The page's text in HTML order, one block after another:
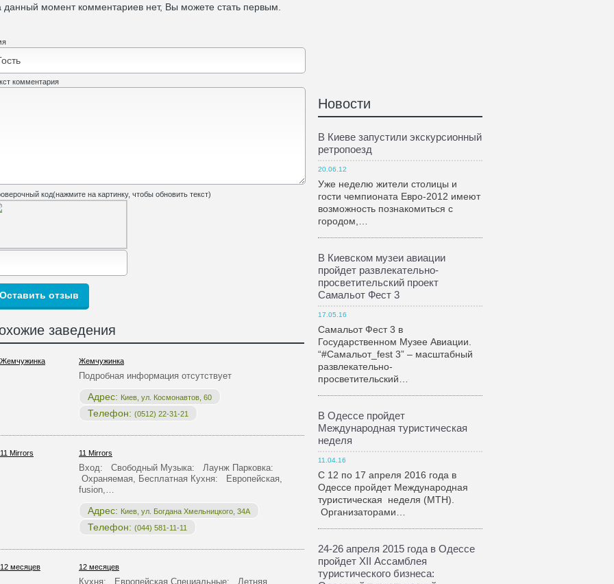
данный момент комментариев нет, Вы можете стать первым.
комментария
код(нажмите на картинку, чтобы обновить текст)
заведения
Жемчужинка
Подробная информация отсутствует
Адрес: Киев, ул. Космонавтов, 60
Телефон: (0512) 22-31-21
11 Mirrors
Вход: Свободный Музыка: Лаунж Парковка:
Охраняемая, Бесплатная Кухня: Европейская,
fusion,…
Адрес: Киев, ул. Богдана Хмельницкого, 34А
Телефон: (044) 581-11-11
12 месяцев
Кухня: Европейская Специальные: Летняя
Новости
В Киеве запустили экскурсионный
ретропоезд
20.06.12
Уже неделю жители столицы и
гости чемпионата Евро-2012 имеют
возможность познакомиться с
городом,…
В Киевском музеи авиации
пройдет развлекательно-
просветительский проект
Самальот Фест 3
17.05.16
Самальот Фест 3 в
Государственном Музее Авиации.
“#Самальот_fest 3” – масштабный
развлекательно-
просветительский…
В Одессе пройдет
Международная туристическая
неделя
11.04.16
С 12 по 17 апреля 2016 года в
Одессе пройдет Международная
туристическая неделя (МТН).
Организаторами…
24-26 апреля 2015 года в Одессе
пройдет XII Ассамблея
туристического бизнеса: